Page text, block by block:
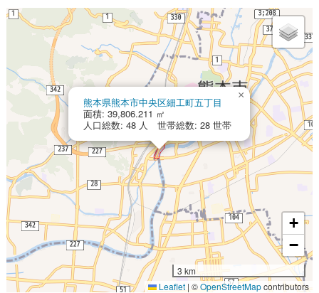
熊本県熊本市中央区細工町五丁目
面積: 39,806.211 ㎡
人口総数: 48 人 世帯総数: 28 世帯
×
+
−
3 km
Leaflet | ©OpenStreetMapcontributors